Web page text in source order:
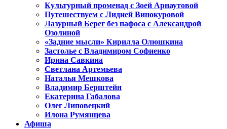
Культурный променад с Зоей Арнаутовой
Путешествуем с Лидией Винокуровой
Лазурный Берег без пафоса с Александрой
Озолиной
«Задние мысли» Кирилла Олюшкина
Застолье с Владимиром Софиенко
Ирина Савкина
Светлана Артемьева
Наталья Мешкова
Владимир Берштейн
Екатерина Габалова
Олег Липовецкий
Илона Румянцева
Афиша